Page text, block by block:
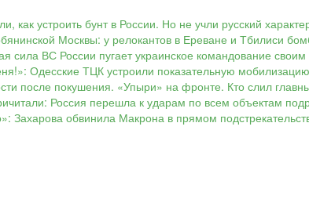
как устроить бунт в России. Но не учли русский
Москвы: у релокантов в Ереване и Тбилиси
сила ВС России пугает украинское командование
Одесские ТЦК устроили показательную
после покушения. «Упыри» на фронте. Кто слил
Россия перешла к ударам по всем объектам
Захарова обвинила Макрона в прямом